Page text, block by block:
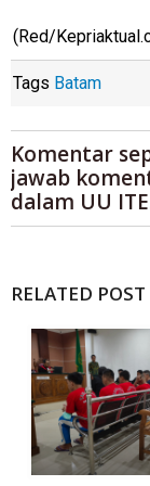
(Red/
Tags Batam
Komentar
jawab
dalam UU
RELATED POST